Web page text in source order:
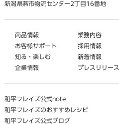
新潟県燕市物流センター2丁目16番地
商品情報
お客様サポート
知る・楽しむ
企業情報
業務内容
採用情報
新着情報
プレスリリース
和平フレイズ公式note
和平フレイズのおすすめレシピ
和平フレイズ公式ブログ